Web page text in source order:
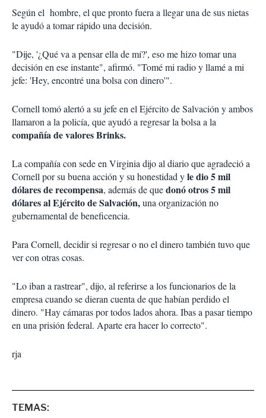
Según el hombre, el que pronto fuera a llegar una de sus nietas
le ayudó a tomar rápido una decisión.
"Dije, '¿Qué va a pensar ella de mí?', eso me hizo tomar una
decisión en ese instante", afirmó. "Tomé mi radio y llamé a mi
jefe: 'Hey, encontré una bolsa con dinero'".
Cornell tomó alertó a su jefe en el Ejército de Salvación y ambos
llamaron a la policía, que ayudó a regresar la bolsa a la
compañía de valores Brinks.
La compañía con sede en Virginia dijo al diario que agradeció a
Cornell por su buena acción y su honestidad yle dio 5 mil
dólares de recompensa, además de quedonó otros 5 mil
dólares al Ejército de Salvación,una organización no
gubernamental de beneficencia.
Para Cornell, decidir si regresar o no el dinero también tuvo que
ver con otras cosas.
"Lo iban a rastrear", dijo, al referirse a los funcionarios de la
empresa cuando se dieran cuenta de que habían perdido el
dinero. "Hay cámaras por todos lados ahora. Ibas a pasar tiempo
en una prisión federal. Aparte era hacer lo correcto".
rja
TEMAS: